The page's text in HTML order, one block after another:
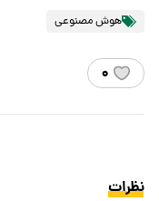
هوش مصنوعی
۰
نظرات